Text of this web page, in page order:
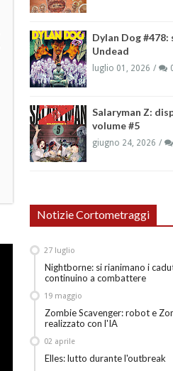
Dylan Dog #478:
Undead
luglio 01, 2026
Salaryman Z:
volume #5
giugno 24, 2026
Notizie Cortometraggi
Nightborne: si rianimano i
continuino a combattere
27 luglio
Zombie Scavenger: robot e
realizzato con l'IA
19 maggio
Elles: lutto durante l'outbreak
02 aprile